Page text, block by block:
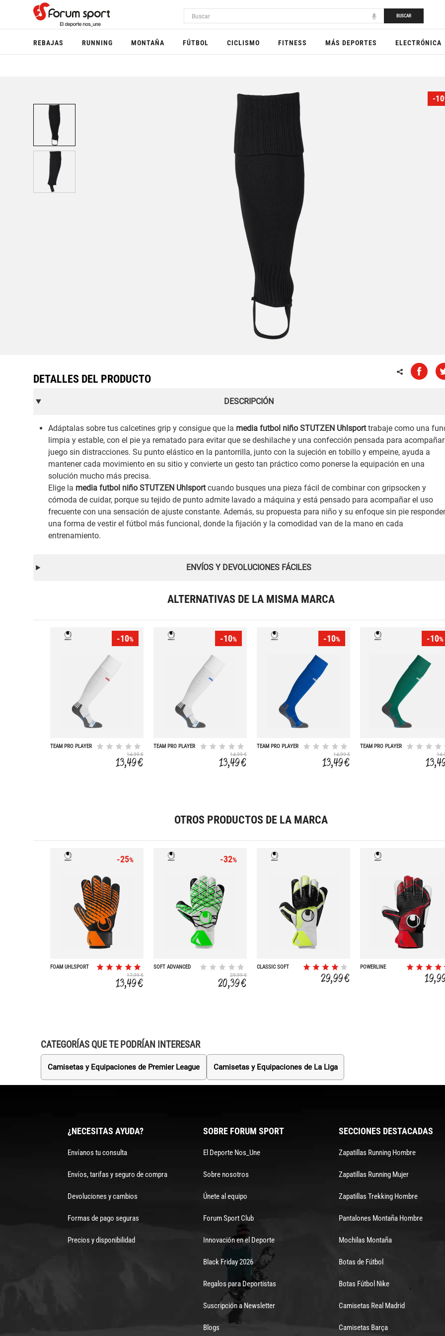
BUSCAR
REBAJAS RUNNING MONTAÑA FÚTBOL CICLISMO FITNESS MÁS DEPORTES ELECTRÓNICA
-10
DETALLES DEL PRODUCTO
DESCRIPCIÓN
Adáptalas sobre tus calcetines grip y consigue que la media futbol niño STUTZEN Uhlsporttrabaje como una
limpia y estable, con el pie ya rematado para evitar que se deshilache y una confección pensada para
juego sin distracciones. Su punto elástico en la pantorrilla, junto con la sujeción en tobillo y empeine, ayuda a
mantener cada movimiento en su sitio y convierte un gesto tan práctico como ponerse la equipación en una
solución mucho más precisa.
Elige la media futbol niño STUTZEN Uhlsportcuando busques una pieza fácil de combinar con gripsocken y
cómoda de cuidar, porque su tejido de punto admite lavado a máquina y está pensado para acompañar el uso
frecuente con una sensación de ajuste constante. Además, su propuesta para niño y su enfoque sin pie
una forma de vestir el fútbol más funcional, donde la fijación y la comodidad van de la mano en cada
entrenamiento.
ENVÍOS Y DEVOLUCIONES FÁCILES
ALTERNATIVAS DE LA MISMA MARCA
-10%
TEAM PRO PLAYER
14,99 €
13,49 €
-10%
TEAM PRO PLAYER
14,99 €
13,49 €
-10%
TEAM PRO PLAYER
14,99 €
13,49 €
-10%
TEAM PRO PLAYER
OTROS PRODUCTOS DE LA MARCA
-25%
FOAM UHLSPORT
17,99 €
13,49 €
-32%
SOFT ADVANCED
29,99 €
20,39 €
CLASSIC SOFT
29,99 €
POWERLINE
CATEGORÍAS QUE TE PODRÍAN INTERESAR
Camisetas y Equipaciones de Premier League Camisetas y Equipaciones de La Liga
¿NECESITAS AYUDA?
Envíanos tu consulta
Envíos, tarifas y seguro de compra
Devoluciones y cambios
Formas de pago seguras
Precios y disponibilidad
SOBRE FORUM SPORT
El Deporte Nos_Une
Sobre nosotros
Únete al equipo
Forum Sport Club
Innovación en el Deporte
Black Friday 2026
Regalos para Deportistas
Suscripción a Newsletter
Blogs
SECCIONES DESTACADAS
Zapatillas Running Hombre
Zapatillas Running Mujer
Zapatillas Trekking Hombre
Pantalones Montaña Hombre
Mochilas Montaña
Botas de Fútbol
Botas Fútbol Nike
Camisetas Real Madrid
Camisetas Barça